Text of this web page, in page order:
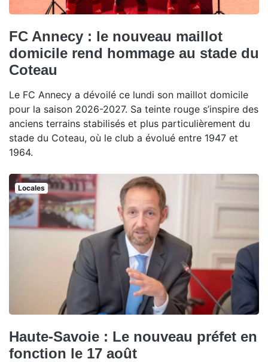
FC Annecy : le nouveau maillot
domicile rend hommage au stade du
Coteau
Le FC Annecy a dévoilé ce lundi son maillot domicile
pour la saison 2026-2027. Sa teinte rouge s’inspire des
anciens terrains stabilisés et plus particulièrement du
stade du Coteau, où le club a évolué entre 1947 et
1964.
Locales
Haute-Savoie : Le nouveau préfet en
fonction le 17 août